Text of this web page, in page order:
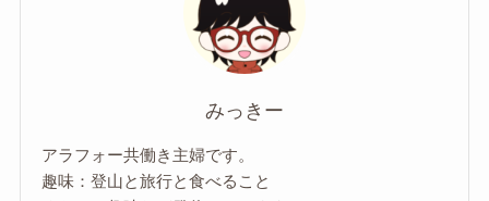
みっきー
アラフォー共働き主婦です。
趣味：登山と旅行と食べること